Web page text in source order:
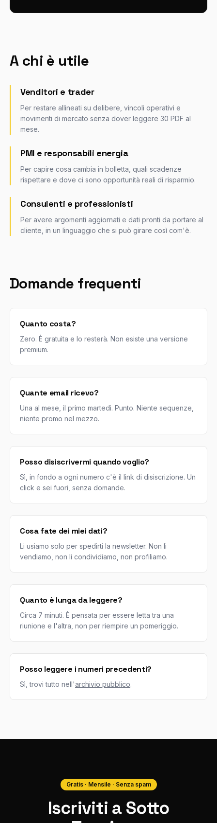
A chi è utile
Venditori e trader
Per restare allineati su delibere, vincoli operativi e
movimenti di mercato senza dover leggere 30 PDF al
mese.
PMI e responsabili energia
Per capire cosa cambia in bolletta, quali scadenze
rispettare e dove ci sono opportunità reali di risparmio.
Consulenti e professionisti
Per avere argomenti aggiornati e dati pronti da portare al
cliente, in un linguaggio che si può girare così com'è.
Domande frequenti
Quanto costa?
Zero. È gratuita e lo resterà. Non esiste una versione
premium.
Quante email ricevo?
Una al mese, il primo martedì. Punto. Niente sequenze,
niente promo nel mezzo.
Posso disiscrivermi quando voglio?
Sì, in fondo a ogni numero c'è il link di disiscrizione. Un
click e sei fuori, senza domande.
Cosa fate dei miei dati?
Li usiamo solo per spedirti la newsletter. Non li
vendiamo, non li condividiamo, non profiliamo.
Quanto è lunga da leggere?
Circa 7 minuti. È pensata per essere letta tra una
riunione e l'altra, non per riempire un pomeriggio.
Posso leggere i numeri precedenti?
Sì, trovi tutto nell'archivio pubblico.
Gratis · Mensile · Senza spam
Iscriviti a Sotto